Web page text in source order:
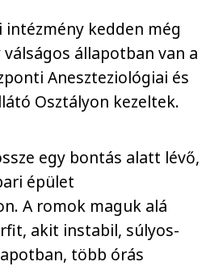
intézmény kedden még
állapotban van a
Aneszteziológiai és
Osztályon kezeltek.
egy bontás alatt lévő,
épület
A romok maguk alá
akit instabil, súlyos-
több órás